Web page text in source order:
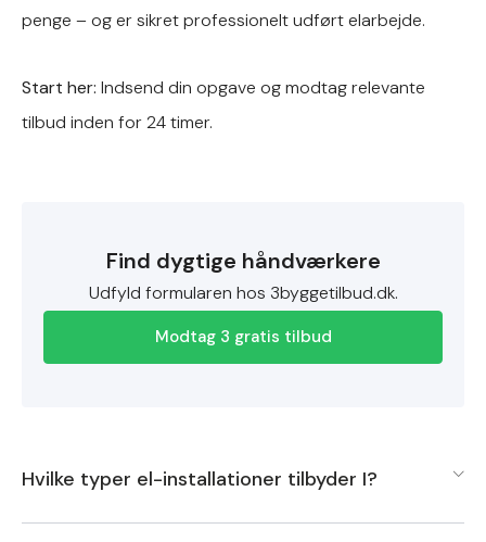
penge – og er sikret professionelt udført elarbejde.
Start her: Indsend din opgave og modtag relevante
tilbud inden for 24 timer.
Find dygtige håndværkere
Udfyld formularen hos 3byggetilbud.dk.
Modtag 3 gratis tilbud
Hvilke typer el-installationer tilbyder I?